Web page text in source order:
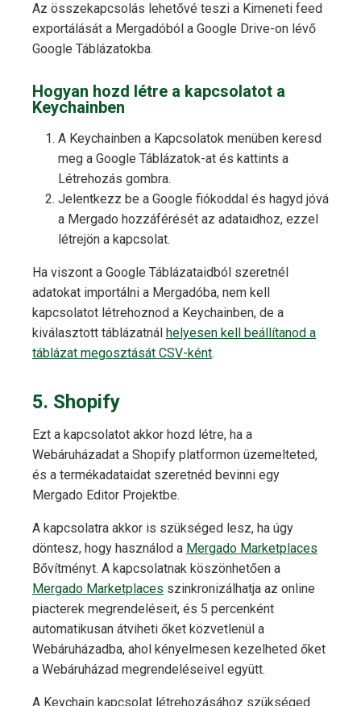
Az összekapcsolás lehetővé teszi a Kimeneti feed
exportálását a Mergadóból a Google Drive-on lévő
Google Táblázatokba.
Hogyan hozd létre a kapcsolatot a
Keychainben
A Keychainben a Kapcsolatok menüben keresd
meg a Google Táblázatok-at és kattints a
Létrehozás gombra.
Jelentkezz be a Google fiókoddal és hagyd jóvá
a Mergado hozzáférését az adataidhoz, ezzel
létrejön a kapcsolat.
Ha viszont a Google Táblázataidból szeretnél
adatokat importálni a Mergadóba, nem kell
kapcsolatot létrehoznod a Keychainben, de a
kiválasztott táblázatnál helyesen kell beállítanod a
táblázat megosztását CSV-ként.
5. Shopify
Ezt a kapcsolatot akkor hozd létre, ha a
Webáruházadat a Shopify platformon üzemelteted,
és a termékadataidat szeretnéd bevinni egy
Mergado Editor Projektbe.
A kapcsolatra akkor is szükséged lesz, ha úgy
döntesz, hogy használod a Mergado Marketplaces
Bővítményt. A kapcsolatnak köszönhetően a
Mergado Marketplaces szinkronizálhatja az online
piacterek megrendeléseit, és 5 percenként
automatikusan átviheti őket közvetlenül a
Webáruházadba, ahol kényelmesen kezelheted őket
a Webáruházad megrendeléseivel együtt.
A Keychain kapcsolat létrehozásához szükséged